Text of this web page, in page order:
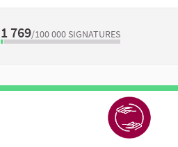
1 769/100 000 SIGNATURES